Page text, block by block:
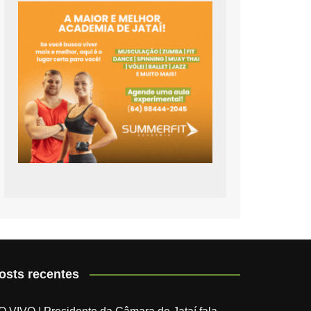
recentes